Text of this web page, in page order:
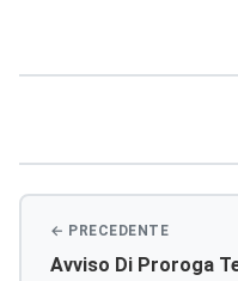
Avviso Di Proroga